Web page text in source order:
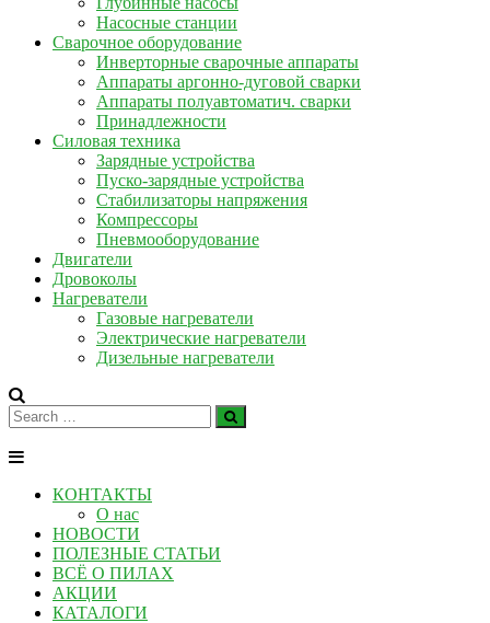
Насосные станции
Сварочное оборудование
Инверторные сварочные аппараты
Аппараты аргонно-дуговой сварки
Аппараты полуавтоматич. сварки
Принадлежности
Силовая техника
Зарядные устройства
Пуско-зарядные устройства
Стабилизаторы напряжения
Компрессоры
Пневмооборудование
Двигатели
Дровоколы
Нагреватели
Газовые нагреватели
Электрические нагреватели
Дизельные нагреватели
КОНТАКТЫ
О нас
НОВОСТИ
ПОЛЕЗНЫЕ СТАТЬИ
ВСЁ О ПИЛАХ
АКЦИИ
КАТАЛОГИ